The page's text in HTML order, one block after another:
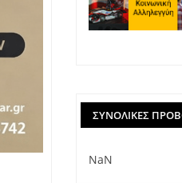
ΣΥΝΟΛΙΚΈΣ
NaN